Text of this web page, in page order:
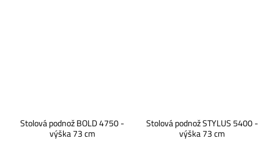
Stolová podnož BOLD 4750 -
výška 73 cm
Stolová podnož STYLUS 5400 -
výška 73 cm